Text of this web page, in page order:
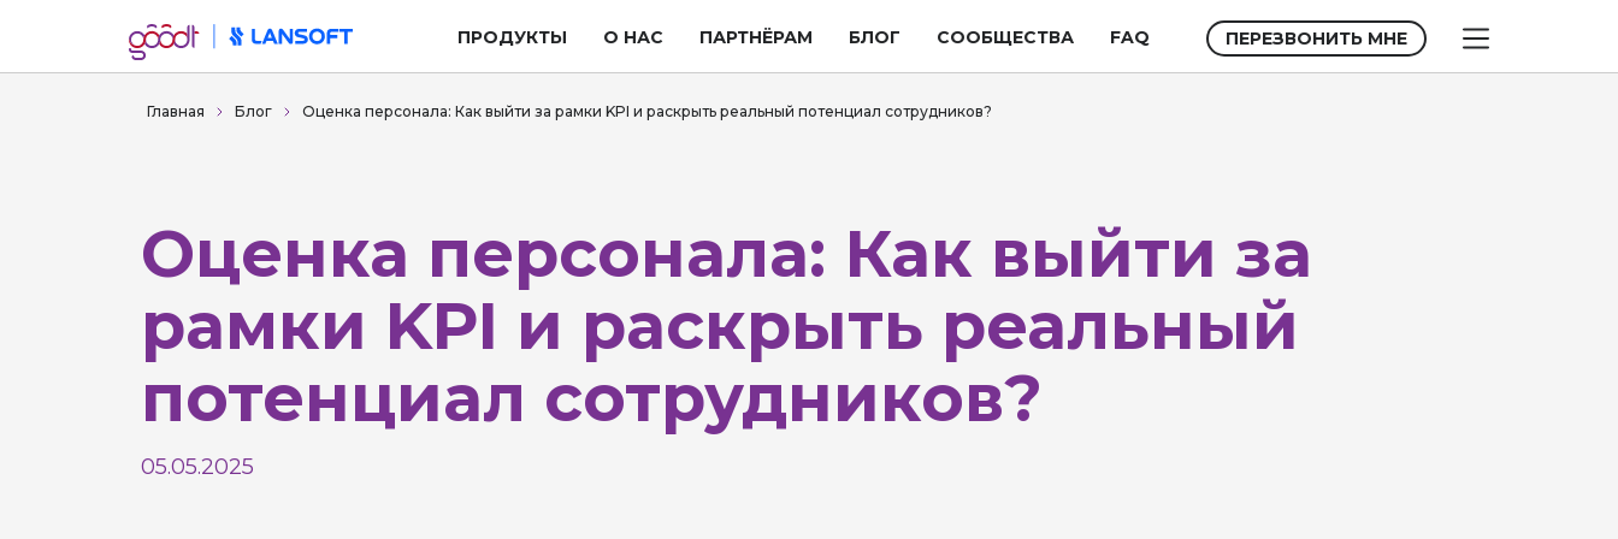
ПРОДУКТЫ О НАС ПАРТНЁРАМ БЛОГ СООБЩЕСТВА FAQ ПЕРЕЗВОНИТЬ МНЕ
Главная Блог Оценка персонала: Как выйти за рамки KPI и раскрыть реальный потенциал сотрудников?
Оценка персонала: Как выйти за
рамки KPI и раскрыть реальный
потенциал сотрудников?
05.05.2025